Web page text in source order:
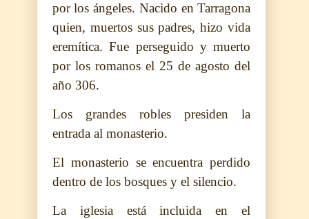
por los ángeles. Nacido en Tarragona
quien, muertos sus padres, hizo vida
eremítica. Fue perseguido y muerto
por los romanos el 25 de agosto del
año 306.
Los grandes robles presiden la
entrada al monasterio.
El monasterio se encuentra perdido
dentro de los bosques y el silencio.
La iglesia está incluida en el